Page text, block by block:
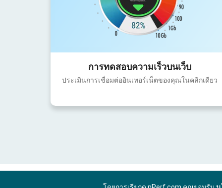
การทดสอบความเร็วบนเว็บ
ประเมินการเชื่อมต่ออินเทอร์เน็ตของคุณในคลิกเดียว